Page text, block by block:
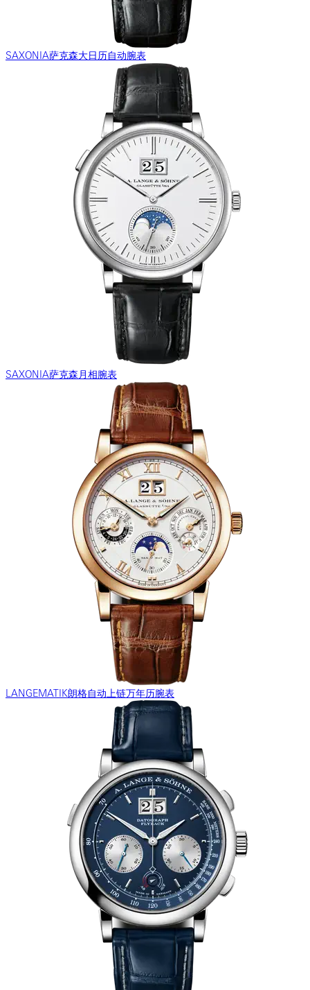
SAXONIA萨克森大日历自动腕表
SAXONIA萨克森月相腕表
LANGEMATIK朗格自动上链万年历腕表